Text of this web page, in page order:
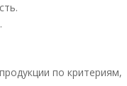
по критериям,